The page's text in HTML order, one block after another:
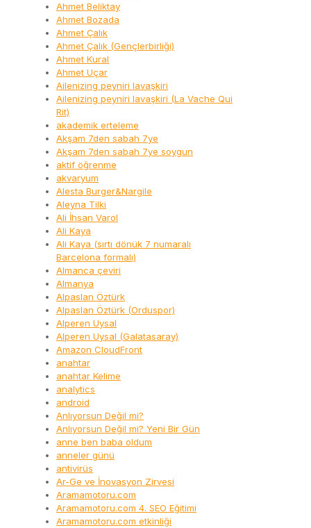
Ahmet Beliktay
Ahmet Bozada
Ahmet Çalık
Ahmet Çalık (Gençlerbirliği)
Ahmet Kural
Ahmet Uçar
Ailenizing peyniri lavaşkiri
Ailenizing peyniri lavaşkiri (La Vache Qui
Rit)
akademik erteleme
Akşam 7den sabah 7ye
Akşam 7den sabah 7ye soygun
aktif öğrenme
akvaryum
Alesta Burger&Nargile
Aleyna Tilki
Ali İhsan Varol
Ali Kaya
Ali Kaya (sırtı dönük 7 numaralı
Barcelona formalı)
Almanca çeviri
Almanya
Alpaslan Öztürk
Alpaslan Öztürk (Orduspor)
Alperen Uysal
Alperen Uysal (Galatasaray)
Amazon CloudFront
anahtar
anahtar Kelime
analytics
android
Anlıyorsun Değil mi?
Anlıyorsun Değil mi? Yeni Bir Gün
anne ben baba oldum
anneler günü
antivirüs
Ar-Ge ve İnovasyon Zirvesi
Aramamotoru.com
Aramamotoru.com 4. SEO Eğitimi
Aramamotoru.com etkinliği